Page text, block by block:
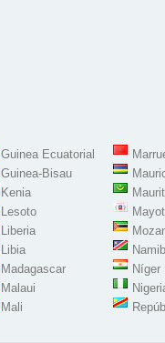
Guinea Ecuatorial
Guinea-Bisau
Kenia
Lesoto
Liberia
Libia
Madagascar
Malaui
Mali
Níger